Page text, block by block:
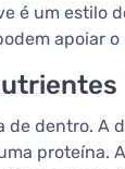
é um estilo
apoiar
de dentro. A
proteína.